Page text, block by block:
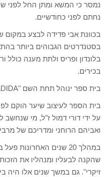
נמסר כי המשא ומתן החל לפני
נחתם לפני כחודשיים.
בכוונת אבי פדידה לבצע במקום
בסטנדרטים הגבוהים ביותר
בלונדון ופריס ולתת מענה כולל
בכירים.
בית ספר ינוהל תחת השם "ACADEMY BY AVI FADIDA"
על ידי דורי דמול ז"ל, מי
ואביהם הרוחני ומדריכם של
במהלך 20 שנים
שהקנה לבעליו ומנהליו את
זיקרי". גם במשך שנים אלו היה